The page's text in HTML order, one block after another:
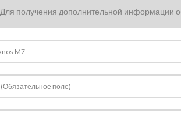
+
Для получения дополнительной информации